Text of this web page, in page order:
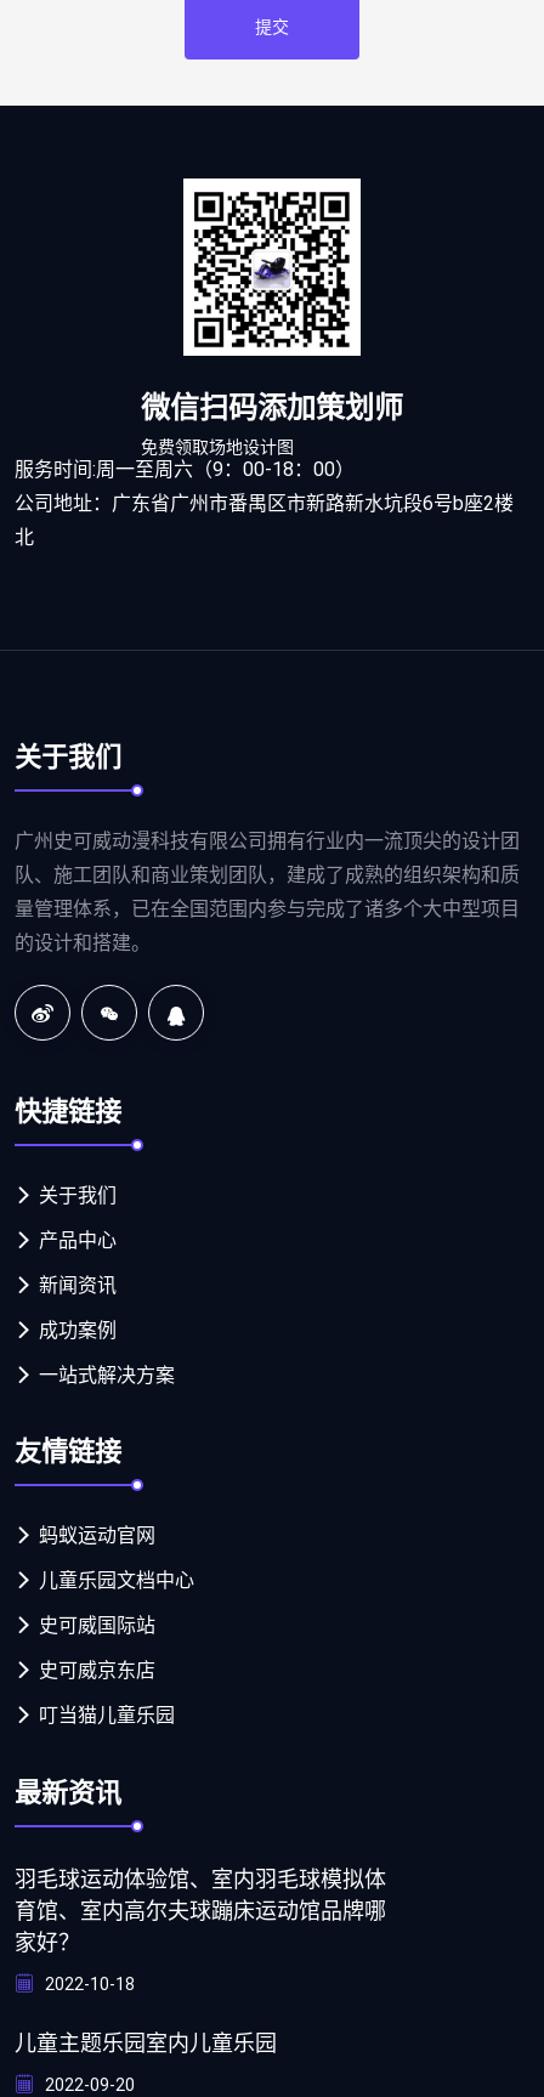
提交
微信扫码添加策划师
免费领取场地设计图
服务时间:周一至周六（9：00-18：00）
公司地址：广东省广州市番禺区市新路新水坑段6号b座2楼
北
关于我们
广州史可威动漫科技有限公司拥有行业内一流顶尖的设计团
队、施工团队和商业策划团队，建成了成熟的组织架构和质
量管理体系，已在全国范围内参与完成了诸多个大中型项目
的设计和搭建。
快捷链接
关于我们
产品中心
新闻资讯
成功案例
一站式解决方案
友情链接
蚂蚁运动官网
儿童乐园文档中心
史可威国际站
史可威京东店
叮当猫儿童乐园
最新资讯
羽毛球运动体验馆、室内羽毛球模拟体
育馆、室内高尔夫球蹦床运动馆品牌哪
家好？
2022-10-18
儿童主题乐园室内儿童乐园
2022-09-20